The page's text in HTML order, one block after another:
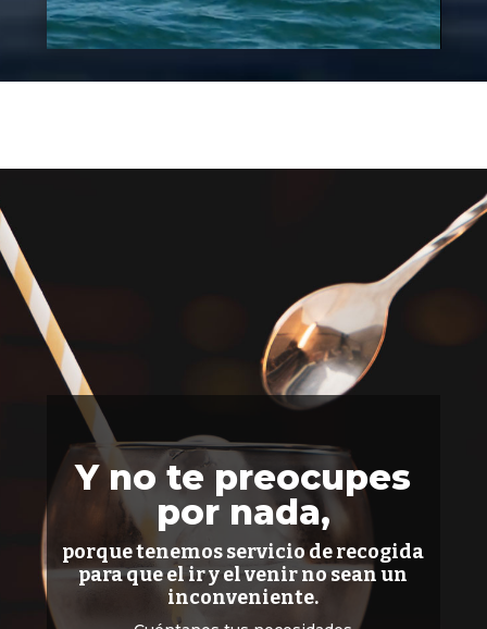
Y no te preocupes
por nada,
porque tenemos servicio de recogida
para que el ir y el venir no sean un
inconveniente.